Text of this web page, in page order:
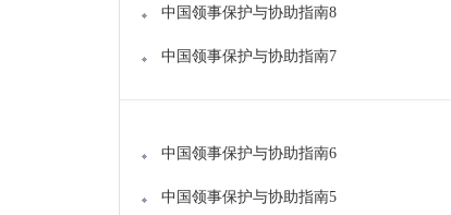
中国领事保护与协助指南8
中国领事保护与协助指南7
中国领事保护与协助指南6
中国领事保护与协助指南5